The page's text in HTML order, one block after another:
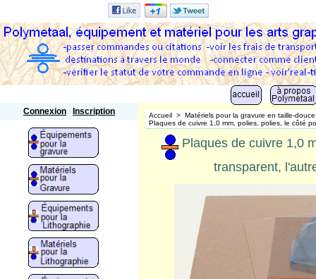
Connexion Inscription Accueil > Matériels pour la gravure en taille-douce
Plaques de cuivre 1,0 mm, polies, polies, le côté
Plaques de cuivre 1,0
transparent,